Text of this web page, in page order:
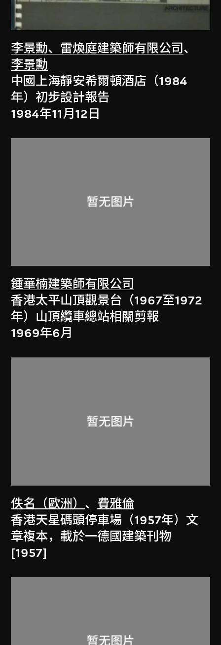
李景勳、雷煥庭建築師有限公司 、
李景勳
中國上海靜安希爾頓酒店（1984
年）初步設計報告
1984年11月12日
鍾華楠建築師有限公司
香港太平山頂觀景台（1967至1972
年）山頂纜車總站相關剪報
1969年6月
佚名（歐洲） 、 費雅倫
香港天星碼頭停車場（1957年）文
章複本，載於一德國建築刊物
[1957]